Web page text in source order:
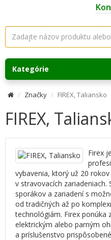
Kategórie
Značky FIREX, Taliansko
FIREX,
Firex
vybavenia, ktorý už 20
v stravovacích
sporákov a zariadení s
od tradičných až po
technológiám. Firex ponúka
elektrickým alebo parným
a príslušenstvo